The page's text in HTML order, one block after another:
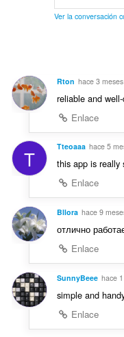
s
c
i
s
l
i
o
s
:
l
l
o
c
i
o
:
Ver la conversación
Rton hace 3 meses
reliable and
Enlace
T Tteoaaa hace 5
this app is really
Enlace
Bllora hace 9
отлично
Enlace
SunnyBeee hace
simple and
Enlace